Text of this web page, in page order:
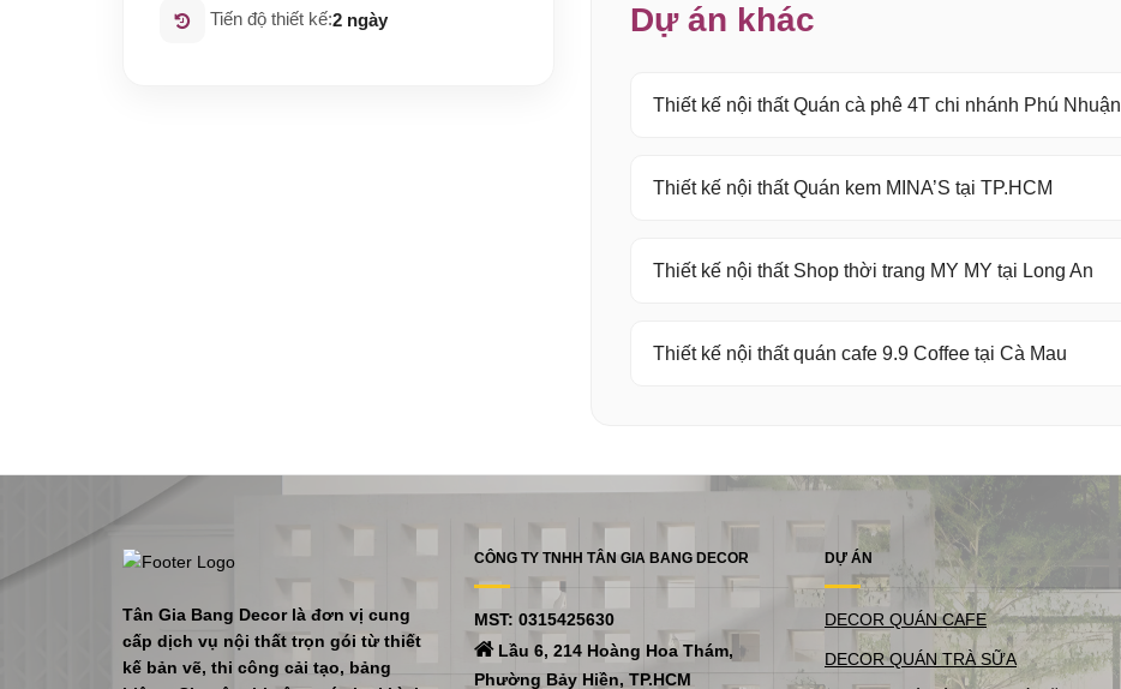
Tiến độ thiết kế:2 ngày Dự án khác
Thiết kế nội thất Quán cà phê 4T chi nhánh Phú Nhuận
Thiết kế nội thất Quán kem MINA’S tại TP.HCM
Thiết kế nội thất Shop thời trang MY MY tại Long An
Thiết kế nội thất quán cafe 9.9 Coffee tại Cà Mau
Tân Gia Bang Decor là đơn vị cung
cấp dịch vụ nội thất trọn gói từ thiết
kế bản vẽ, thi công cải tạo, bảng
CÔNG TY TNHH TÂN GIA BANG DECOR
MST: 0315425630
Lầu 6, 214 Hoàng Hoa Thám,
Phường Bảy Hiền, TP.HCM
DỰ ÁN
DECOR QUÁN CAFE
DECOR QUÁN TRÀ SỮA